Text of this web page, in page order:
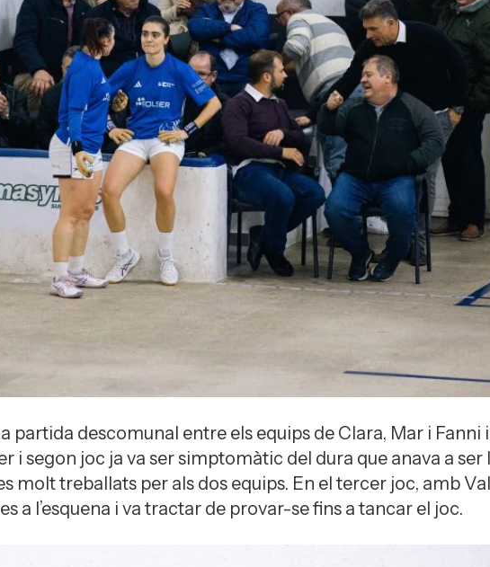
partida descomunal entre els equips de Clara, Mar i Fanni i
i segon joc ja va ser simptomàtic del dura que anava a ser
molt treballats per als dos equips. En el tercer joc, amb
a l’esquena i va tractar de provar-se fins a tancar el joc.